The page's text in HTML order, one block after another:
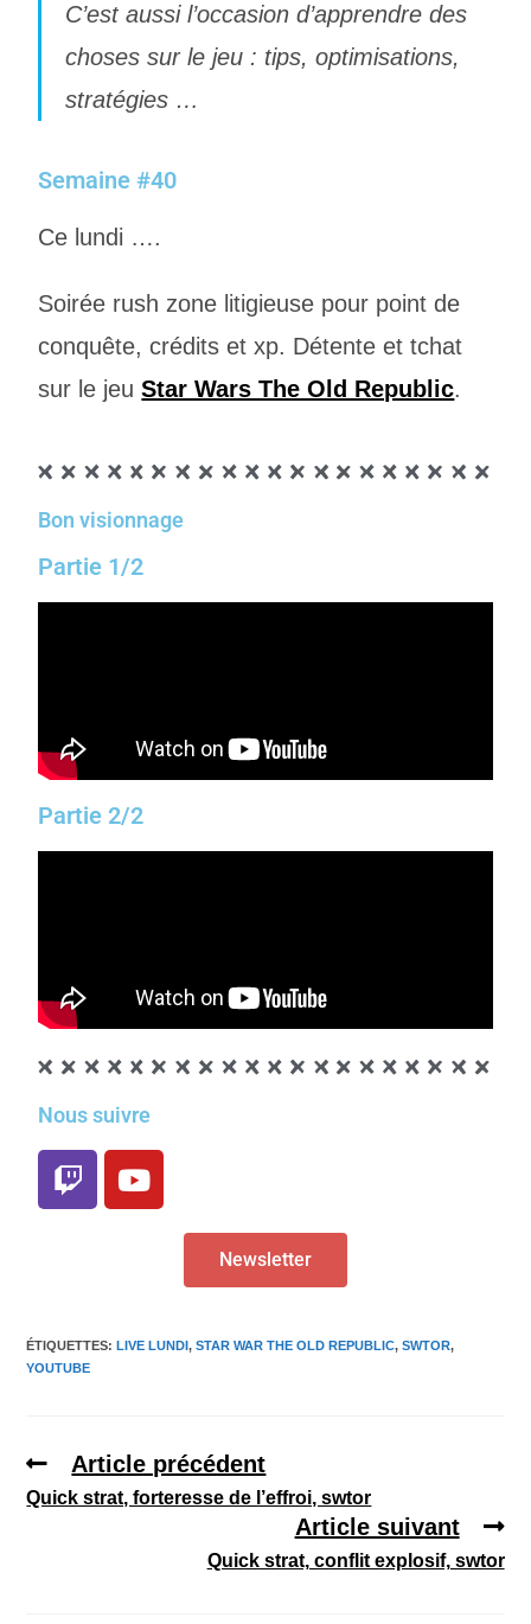
C’est aussi l’occasion d’apprendre des
choses sur le jeu : tips, optimisations,
stratégies …
Semaine #40
Ce lundi ….
Soirée rush zone litigieuse pour point de
conquête, crédits et xp. Détente et tchat
sur le jeuStar Wars The Old Republic.
Bon visionnage
Partie 1/2
Partie 2/2
Nous suivre
Newsletter
ÉTIQUETTES:LIVE LUNDI, STAR WAR THE OLD REPUBLIC, SWTOR,
YOUTUBE
Article précédent
Quick strat, forteresse de l’effroi, swtor
Article suivant
Quick strat, conflit explosif, swtor